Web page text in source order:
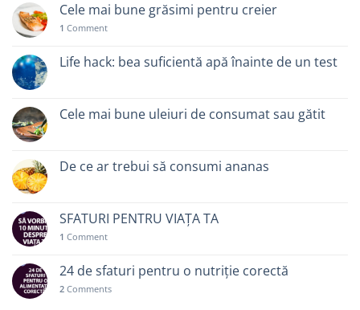
Cele mai bune grăsimi pentru creier
1 Comment
Life hack: bea suficientă apă înainte de un test
Cele mai bune uleiuri de consumat sau gătit
De ce ar trebui să consumi ananas
SFATURI PENTRU VIAȚA TA
1 Comment
24 de sfaturi pentru o nutriție corectă
2 Comments